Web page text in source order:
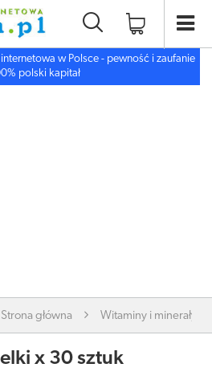
internetowa w Polsce - pewność i zaufanie
polski kapitał
Strona główna Witaminy i minerały
x 30 sztuk